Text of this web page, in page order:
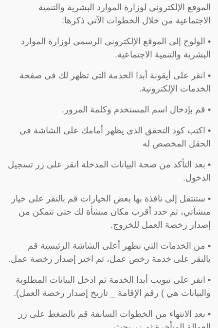
الموقع الإلكتروني لوزارة الموارد البشرية والتنمية
الاجتماعية من خلال الخطوات الآتي ذكرها:
• الولوج إلى الموقع الإلكتروني الرسمي لوزارة الموارد
البشرية والتنمية الاجتماعية.
• انقر على أيقونة أبدا الخدمة التي تظهر لك في صفحة
الخدمات الإلكترونية.
• قم بإدخال اسم المستخدم وكلمة المرور.
• اكتب كود التحقق الذي يظهر أمامك على الشاشة في
الحقل المخصص له
• بعد التأكد من صحة البيانات المدخلة انقر على زر تسجيل
الدخول.
• ستنتقل إلى نافذة بها بعض الخيارات قم بالنقر على خيار
منشآتي، ثم حدد أقرب مكان منشأة لك حتى تتمكن من
إصدار رخصة العمل للخروج.
• من الخدمات التي تظهر أعلى الشاشة الرئيسية قم
بالنقر على خدمة رخص عمل، ثم اختر إصدار رخصة عمل.
• انقر على تبويب أبدا الخدمة ثم ادخل البيانات المطلوبة
والبيانات هي ) رقم الإقامة _ تاريخ إصدار رخصة العمل).
• بعد الانتهاء من الخطوات السابقة قم بالضغط على زر